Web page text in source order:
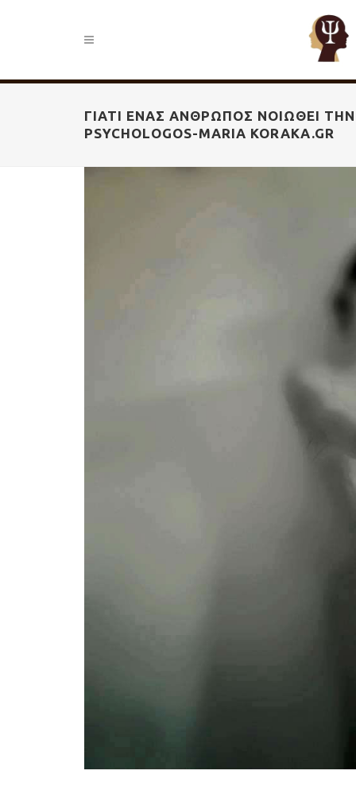
ΓΙΑΤΊ ΈΝΑΣ ΆΝΘΡΩΠΟΣ ΝΟΙΏΘΕΙ
PSYCHOLOGOS-MARIA KORAKA.GR